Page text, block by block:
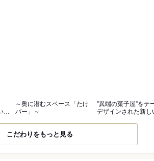
た
～奥に潜むスペース「たけ
バー」～
”異端の菓子屋”をテ
デザインされた新し
こだわりをもっと見る